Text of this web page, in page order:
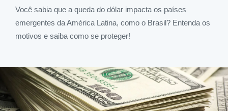
Você sabia que a queda do dólar impacta os países
emergentes da América Latina, como o Brasil? Entenda os
motivos e saiba como se proteger!